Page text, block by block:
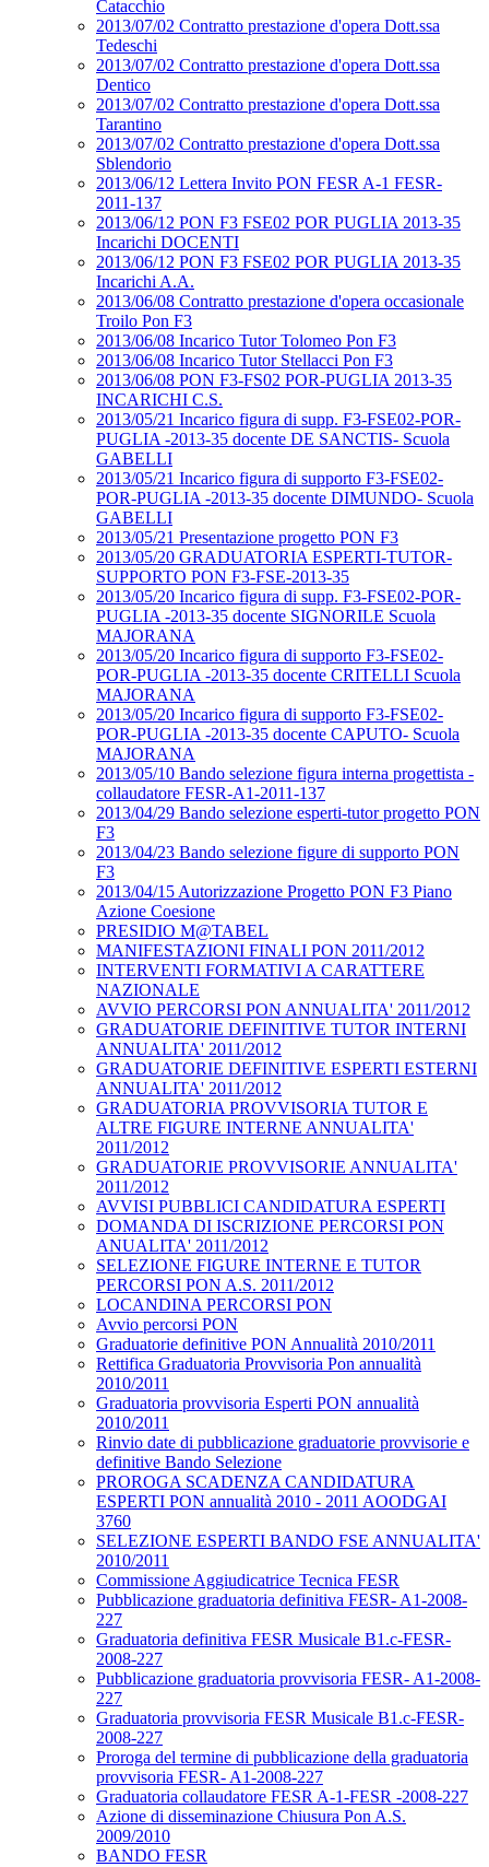
Catacchio
2013/07/02 Contratto prestazione d'opera Dott.ssa
Tedeschi
2013/07/02 Contratto prestazione d'opera Dott.ssa
Dentico
2013/07/02 Contratto prestazione d'opera Dott.ssa
Tarantino
2013/07/02 Contratto prestazione d'opera Dott.ssa
Sblendorio
2013/06/12 Lettera Invito PON FESR A-1 FESR-
2011-137
2013/06/12 PON F3 FSE02 POR PUGLIA 2013-35
Incarichi DOCENTI
2013/06/12 PON F3 FSE02 POR PUGLIA 2013-35
Incarichi A.A.
2013/06/08 Contratto prestazione d'opera occasionale
Troilo Pon F3
2013/06/08 Incarico Tutor Tolomeo Pon F3
2013/06/08 Incarico Tutor Stellacci Pon F3
2013/06/08 PON F3-FS02 POR-PUGLIA 2013-35
INCARICHI C.S.
2013/05/21 Incarico figura di supp. F3-FSE02-POR-
PUGLIA -2013-35 docente DE SANCTIS- Scuola
GABELLI
2013/05/21 Incarico figura di supporto F3-FSE02-
POR-PUGLIA -2013-35 docente DIMUNDO- Scuola
GABELLI
2013/05/21 Presentazione progetto PON F3
2013/05/20 GRADUATORIA ESPERTI-TUTOR-
SUPPORTO PON F3-FSE-2013-35
2013/05/20 Incarico figura di supp. F3-FSE02-POR-
PUGLIA -2013-35 docente SIGNORILE Scuola
MAJORANA
2013/05/20 Incarico figura di supporto F3-FSE02-
POR-PUGLIA -2013-35 docente CRITELLI Scuola
MAJORANA
2013/05/20 Incarico figura di supporto F3-FSE02-
POR-PUGLIA -2013-35 docente CAPUTO- Scuola
MAJORANA
2013/05/10 Bando selezione figura interna progettista -
collaudatore FESR-A1-2011-137
2013/04/29 Bando selezione esperti-tutor progetto PON
F3
2013/04/23 Bando selezione figure di supporto PON
F3
2013/04/15 Autorizzazione Progetto PON F3 Piano
Azione Coesione
PRESIDIO M@TABEL
MANIFESTAZIONI FINALI PON 2011/2012
INTERVENTI FORMATIVI A CARATTERE
NAZIONALE
AVVIO PERCORSI PON ANNUALITA' 2011/2012
GRADUATORIE DEFINITIVE TUTOR INTERNI
ANNUALITA' 2011/2012
GRADUATORIE DEFINITIVE ESPERTI ESTERNI
ANNUALITA' 2011/2012
GRADUATORIA PROVVISORIA TUTOR E
ALTRE FIGURE INTERNE ANNUALITA'
2011/2012
GRADUATORIE PROVVISORIE ANNUALITA'
2011/2012
AVVISI PUBBLICI CANDIDATURA ESPERTI
DOMANDA DI ISCRIZIONE PERCORSI PON
ANUALITA' 2011/2012
SELEZIONE FIGURE INTERNE E TUTOR
PERCORSI PON A.S. 2011/2012
LOCANDINA PERCORSI PON
Avvio percorsi PON
Graduatorie definitive PON Annualità 2010/2011
Rettifica Graduatoria Provvisoria Pon annualità
2010/2011
Graduatoria provvisoria Esperti PON annualità
2010/2011
Rinvio date di pubblicazione graduatorie provvisorie e
definitive Bando Selezione
PROROGA SCADENZA CANDIDATURA
ESPERTI PON annualità 2010 - 2011 AOODGAI
3760
SELEZIONE ESPERTI BANDO FSE ANNUALITA'
2010/2011
Commissione Aggiudicatrice Tecnica FESR
Pubblicazione graduatoria definitiva FESR- A1-2008-
227
Graduatoria definitiva FESR Musicale B1.c-FESR-
2008-227
Pubblicazione graduatoria provvisoria FESR- A1-2008-
227
Graduatoria provvisoria FESR Musicale B1.c-FESR-
2008-227
Proroga del termine di pubblicazione della graduatoria
provvisoria FESR- A1-2008-227
Graduatoria collaudatore FESR A-1-FESR -2008-227
Azione di disseminazione Chiusura Pon A.S.
2009/2010
BANDO FESR